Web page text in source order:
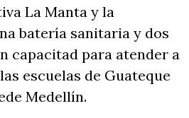
La Manta y la
batería sanitaria y dos
capacitad para atender a
escuelas de Guateque
Medellín.